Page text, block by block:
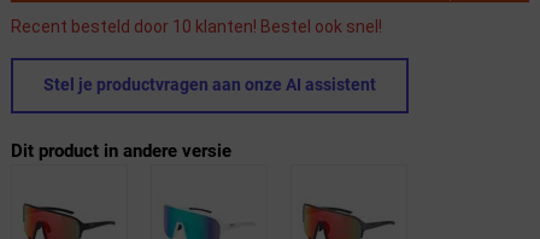
Recent besteld door 10 klanten! Bestel ook snel!
Stel je productvragen aan onze AI assistent
Dit product in andere versie